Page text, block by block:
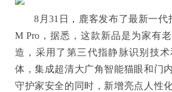
8月31日 ， 鹿客发布了最新一代
M Pro，据悉，这款新品是为家有
造，采用了第三代指静脉识别技
体，集成超清大广角智能猫眼和门
守护家安全的同时，新增亮点人性